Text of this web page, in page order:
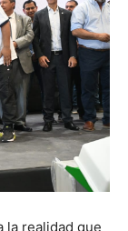
la realidad que